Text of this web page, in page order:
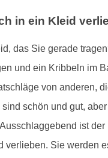
in ein Kleid
das Sie gerade
und ein Kribbeln im
von anderen,
schön und gut,
ist der
verlieben. Sie werden